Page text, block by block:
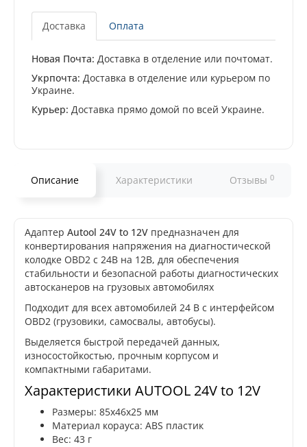
Доставка Оплата
Новая Почта: Доставка в отделение или почтомат.
Укрпочта: Доставка в отделение или курьером по
Украине.
Курьер: Доставка прямо домой по всей Украине.
Описание Характеристики Отзывы 0
Адаптер Autool 24V to 12V предназначен для
конвертирования напряжения на диагностической
колодке OBD2 с 24В на 12В, для обеспечения
стабильности и безопасной работы диагностических
автосканеров на грузовых автомобилях
Подходит для всех автомобилей 24 В с интерфейсом
OBD2 (грузовики, самосвалы, автобусы).
Выделяется быстрой передачей данных,
износостойкостью, прочным корпусом и
компактными габаритами.
Характеристики AUTOOL 24V to 12V
Размеры: 85х46х25 мм
Материал корауса: ABS пластик
Вес: 43 г